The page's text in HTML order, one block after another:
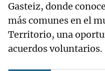
Gasteiz, donde
más comunes en el
Territorio, una
acuerdos voluntarios.